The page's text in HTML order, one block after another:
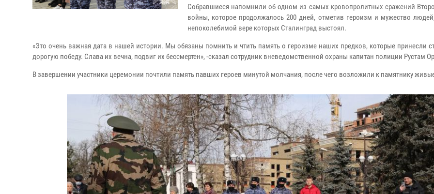
Собравшиеся напомнили об одном из самых кровопролитных сражений
войны, которое продолжалось 200 дней, отметив героизм и мужество
непоколебимой вере которых Сталинград выстоял.
«Это очень важная дата в нашей истории. Мы обязаны помнить и чтить память о героизме наших предков, которые принесли
дорогую победу. Слава их вечна, подвиг их бессмертен», -сказал сотрудник вневедомственной охраны капитан полиции Рустам
В завершении участники церемонии почтили память павших героев минутой молчания, после чего возложили к памятнику